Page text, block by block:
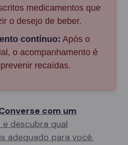
medicamentos que
o desejo de beber.
contínuo: Após o
o acompanhamento é
recaídas.
com um
e descubra qual
adequado para você.